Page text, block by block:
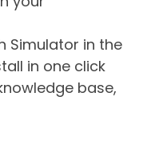
Simulator in the
in one click
base,